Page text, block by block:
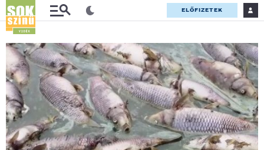
ELŐFIZETEK